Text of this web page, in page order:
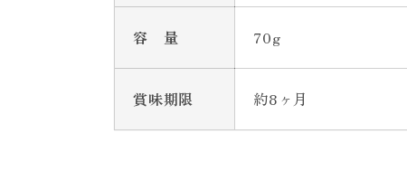
容 量 70g
賞味期限 約8ヶ月